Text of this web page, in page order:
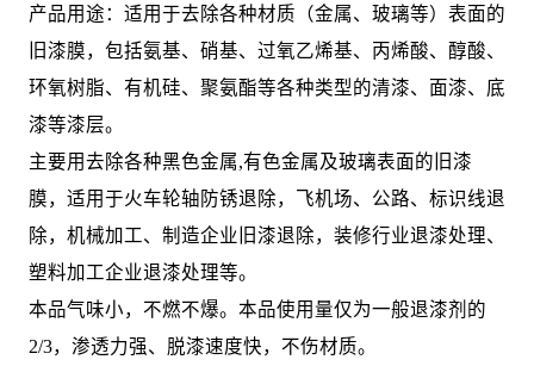
产品用途：适用于去除各种材质（金属、玻璃等）表面的
旧漆膜，包括氨基、硝基、过氧乙烯基、丙烯酸、醇酸、
环氧树脂、有机硅、聚氨酯等各种类型的清漆、面漆、底
漆等漆层。
主要用去除各种黑色金属,有色金属及玻璃表面的旧漆
膜，适用于火车轮轴防锈退除，飞机场、公路、标识线退
除，机械加工、制造企业旧漆退除，装修行业退漆处理、
塑料加工企业退漆处理等。
本品气味小，不燃不爆。本品使用量仅为一般退漆剂的
2/3，渗透力强、脱漆速度快，不伤材质。